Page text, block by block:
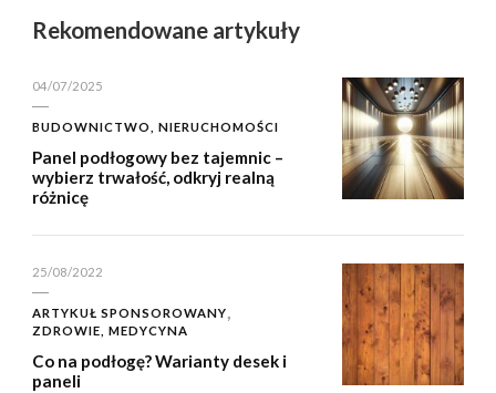
Rekomendowane artykuły
04/07/2025
BUDOWNICTWO, NIERUCHOMOŚCI
Panel podłogowy bez tajemnic –
wybierz trwałość, odkryj realną
różnicę
25/08/2022
ARTYKUŁ SPONSOROWANY
ZDROWIE, MEDYCYNA
Co na podłogę? Warianty desek i
paneli